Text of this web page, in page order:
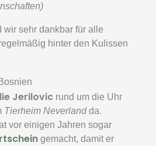
wir sehr dankbar für alle
hinter den Kulissen
Jerilovic rund um die Uhr
Tierheim Neverlandda.
vor einigen Jahren sogar
gemacht, damit er